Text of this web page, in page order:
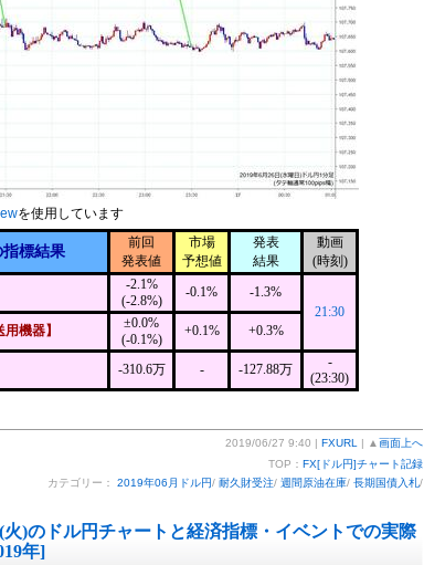
を使用しています
指標結果
前回
発表値
市場
予想値
発表
結果
動画
(時刻)
-2.1%
(-2.8%)
-0.1%
-1.3%
21:30
機器】
±0.0%
(-0.1%)
+0.1% +0.3%
-310.6万 - -127.88万
-
(23:30)
2019/06/27 9:40 | FXURL | ▲ 画面上へ
TOP： FX[ドル円]チャート記録
カテゴリー： 2019年06月ドル円/ 耐久財受注/ 週間原油在庫/ 長期国債入札/
火)のドル円チャートと経済指標・イベントでの実際
年]